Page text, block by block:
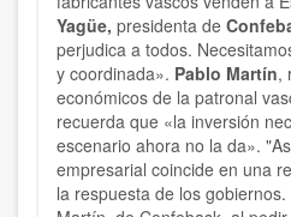
Yagüe, presidenta de
perjudica a todos.
y coordinada». Pablo Martín,
económicos de la patronal
recuerda que «la inversión
escenario ahora no la da».
empresarial coincide en una
la respuesta de los